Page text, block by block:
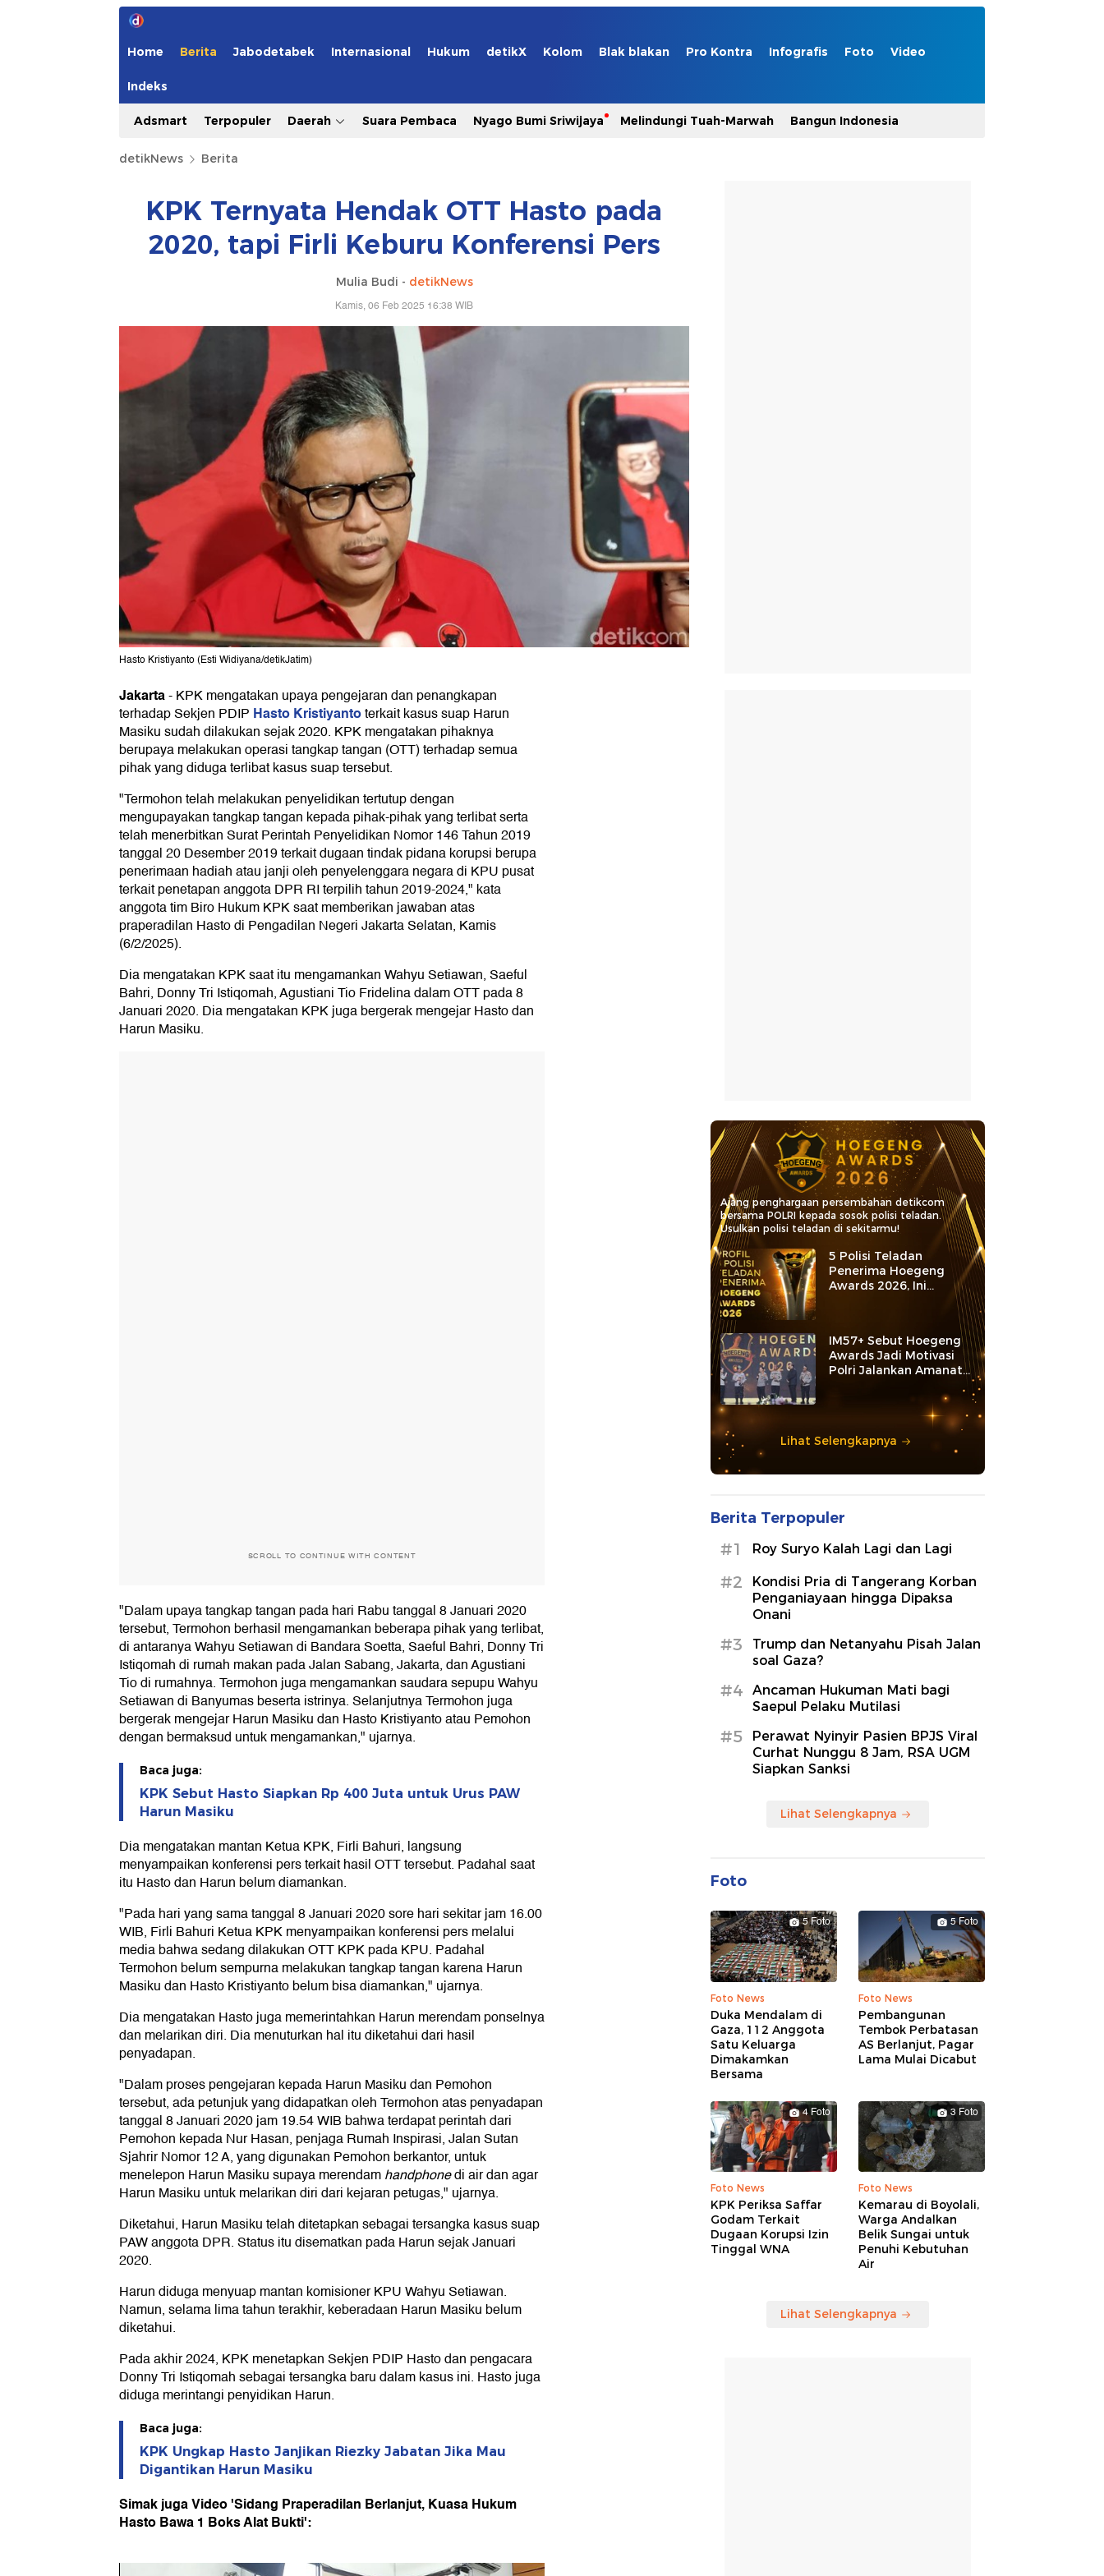
Home Berita Jabodetabek Internasional Hukum detikX Kolom Blak blakan Pro Kontra Infografis Foto Video
Indeks
Adsmart Terpopuler Daerah Suara Pembaca Nyago Bumi Sriwijaya Melindungi Tuah-Marwah Bangun Indonesia
detikNews Berita
KPK Ternyata Hendak OTT Hasto pada
2020, tapi Firli Keburu Konferensi Pers
Mulia Budi - detikNews
Kamis, 06 Feb 2025 16:38 WIB
Hasto Kristiyanto (Esti Widiyana/detikJatim)
Jakarta-KPK mengatakan upaya pengejaran dan penangkapan
terhadap Sekjen PDIP Hasto Kristiyantoterkait kasus suap Harun
Masiku sudah dilakukan sejak 2020. KPK mengatakan pihaknya
berupaya melakukan operasi tangkap tangan (OTT) terhadap semua
pihak yang diduga terlibat kasus suap tersebut.
"Termohon telah melakukan penyelidikan tertutup dengan
mengupayakan tangkap tangan kepada pihak-pihak yang terlibat serta
telah menerbitkan Surat Perintah Penyelidikan Nomor 146 Tahun 2019
tanggal 20 Desember 2019 terkait dugaan tindak pidana korupsi berupa
penerimaan hadiah atau janji oleh penyelenggara negara di KPU pusat
terkait penetapan anggota DPR RI terpilih tahun 2019-2024," kata
anggota tim Biro Hukum KPK saat memberikan jawaban atas
praperadilan Hasto di Pengadilan Negeri Jakarta Selatan, Kamis
(6/2/2025).
Dia mengatakan KPK saat itu mengamankan Wahyu Setiawan, Saeful
Bahri, Donny Tri Istiqomah, Agustiani Tio Fridelina dalam OTT pada 8
Januari 2020. Dia mengatakan KPK juga bergerak mengejar Hasto dan
Harun Masiku.
SCROLL TO CONTINUE WITH CONTENT
"Dalam upaya tangkap tangan pada hari Rabu tanggal 8 Januari 2020
tersebut, Termohon berhasil mengamankan beberapa pihak yang terlibat,
di antaranya Wahyu Setiawan di Bandara Soetta, Saeful Bahri, Donny Tri
Istiqomah di rumah makan pada Jalan Sabang, Jakarta, dan Agustiani
Tio di rumahnya. Termohon juga mengamankan saudara sepupu Wahyu
Setiawan di Banyumas beserta istrinya. Selanjutnya Termohon juga
bergerak mengejar Harun Masiku dan Hasto Kristiyanto atau Pemohon
dengan bermaksud untuk mengamankan," ujarnya.
Baca juga:
KPK Sebut Hasto Siapkan Rp 400 Juta untuk Urus PAW
Harun Masiku
Dia mengatakan mantan Ketua KPK, Firli Bahuri, langsung
menyampaikan konferensi pers terkait hasil OTT tersebut. Padahal saat
itu Hasto dan Harun belum diamankan.
"Pada hari yang sama tanggal 8 Januari 2020 sore hari sekitar jam 16.00
WIB, Firli Bahuri Ketua KPK menyampaikan konferensi pers melalui
media bahwa sedang dilakukan OTT KPK pada KPU. Padahal
Termohon belum sempurna melakukan tangkap tangan karena Harun
Masiku dan Hasto Kristiyanto belum bisa diamankan," ujarnya.
Dia mengatakan Hasto juga memerintahkan Harun merendam ponselnya
dan melarikan diri. Dia menuturkan hal itu diketahui dari hasil
penyadapan.
"Dalam proses pengejaran kepada Harun Masiku dan Pemohon
tersebut, ada petunjuk yang didapatkan oleh Termohon atas penyadapan
tanggal 8 Januari 2020 jam 19.54 WIB bahwa terdapat perintah dari
Pemohon kepada Nur Hasan, penjaga Rumah Inspirasi, Jalan Sutan
Sjahrir Nomor 12 A, yang digunakan Pemohon berkantor, untuk
menelepon Harun Masiku supaya merendamhandphonedi air dan agar
Harun Masiku untuk melarikan diri dari kejaran petugas," ujarnya.
Diketahui, Harun Masiku telah ditetapkan sebagai tersangka kasus suap
PAW anggota DPR. Status itu disematkan pada Harun sejak Januari
2020.
Harun diduga menyuap mantan komisioner KPU Wahyu Setiawan.
Namun, selama lima tahun terakhir, keberadaan Harun Masiku belum
diketahui.
Pada akhir 2024, KPK menetapkan Sekjen PDIP Hasto dan pengacara
Donny Tri Istiqomah sebagai tersangka baru dalam kasus ini. Hasto juga
diduga merintangi penyidikan Harun.
Baca juga:
KPK Ungkap Hasto Janjikan Riezky Jabatan Jika Mau
Digantikan Harun Masiku
Simak juga Video 'Sidang Praperadilan Berlanjut, Kuasa Hukum
Hasto Bawa 1 Boks Alat Bukti':
Ajang penghargaan persembahan detikcom
bersama POLRI kepada sosok polisi teladan.
Usulkan polisi teladan di sekitarmu!
5 Polisi Teladan
Penerima Hoegeng
Awards 2026, Ini
Kategori dan Kiprahnya
IM57+ Sebut Hoegeng
Awards Jadi Motivasi
Polri Jalankan Amanat
Lihat Selengkapnya
Berita Terpopuler
#1 Roy Suryo Kalah Lagi dan Lagi
#2
Kondisi Pria di Tangerang Korban
Penganiayaan hingga Dipaksa
Onani
#3
Trump dan Netanyahu Pisah Jalan
soal Gaza?
#4
Ancaman Hukuman Mati bagi
Saepul Pelaku Mutilasi
#5
Perawat Nyinyir Pasien BPJS Viral
Curhat Nunggu 8 Jam, RSA UGM
Siapkan Sanksi
Lihat Selengkapnya
Foto
5 Foto
Foto News
Duka Mendalam di
Gaza, 112 Anggota
Satu Keluarga
Dimakamkan
Bersama
5 Foto
Foto News
Pembangunan
Tembok Perbatasan
AS Berlanjut, Pagar
Lama Mulai Dicabut
4 Foto
Foto News
KPK Periksa Saffar
Godam Terkait
Dugaan Korupsi Izin
Tinggal WNA
3 Foto
Foto News
Kemarau di Boyolali,
Warga Andalkan
Belik Sungai untuk
Penuhi Kebutuhan
Air
Lihat Selengkapnya